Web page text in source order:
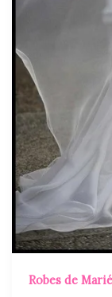
Robes de